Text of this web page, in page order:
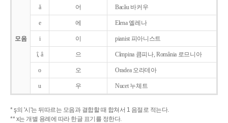
모음
ǎ 어 Bacǎu 바커우
e 에 Elena 엘레나
i 이 pianist 피아니스트
î, â 으 Cîmpina 큼피나, România 로므니아
o 오 Oradea 오라데아
u 우 Nucet 누체트
* ş의 '시'는 뒤따르는 모음과 결합할 때 합쳐서 1 음절로 적는다.
** x는 개별 용례에 따라 한글 표기를 정한다.